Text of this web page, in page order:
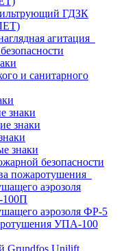
ГДЗК
агитация
и санитарного
знаки
знаки
знаки
безопасности
пожаротушения
аэрозоля
100П
аэрозоля ФР-5
УПА-100
Grundfos Unilift